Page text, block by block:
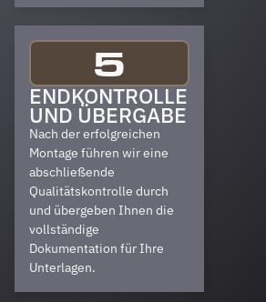
5
ENDKONTROLLE
UND ÜBERGABE
Nach der erfolgreichen
Montage führen wir eine
abschließende
Qualitätskontrolle durch
und übergeben Ihnen die
vollständige
Dokumentation für Ihre
Unterlagen.